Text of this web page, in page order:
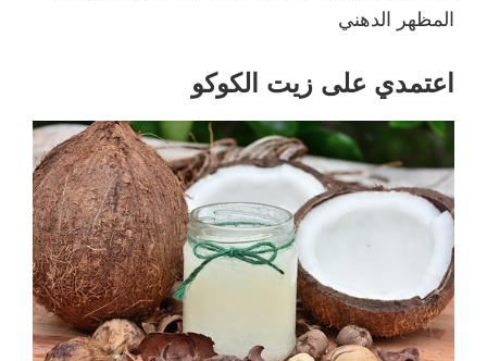
المظهر الدهني
اعتمدي على زيت الكوكو